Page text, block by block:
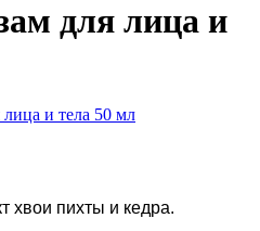
для лица и
хвои пихты и кедра.